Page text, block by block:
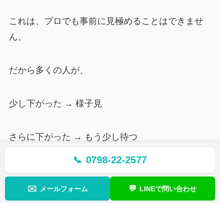
これは、プロでも事前に見極めることはできませ
ん。
だから多くの人が、
少し下がった → 様子見
さらに下がった → もう少し待つ
📞 0798-22-2577
✉️ メールフォーム 💬 LINEで問い合わせ